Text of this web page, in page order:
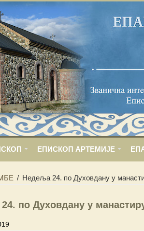
ЕПИСКОП АРТЕМИЈЕ
/ Недеља 24. по Духовдану у
по Духовдану у